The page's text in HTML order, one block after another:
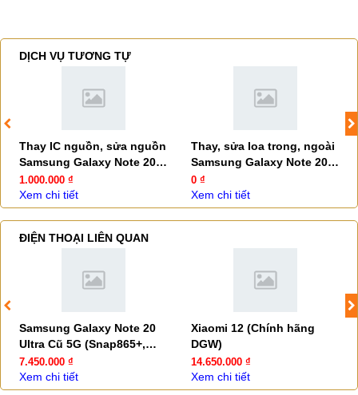
DỊCH VỤ TƯƠNG TỰ
Thay IC nguồn, sửa nguồn
Samsung Galaxy Note 20
Ultra
1.000.000 ₫
Xem chi tiết
Thay, sửa loa trong, ngoài
Samsung Galaxy Note 20
Ultra
0 ₫
Xem chi tiết
ĐIỆN THOẠI LIÊN QUAN
Samsung Galaxy Note 20
Ultra Cũ 5G (Snap865+,
Camera 108MP - 99.9%)
7.450.000 ₫
Xem chi tiết
Xiaomi 12 (Chính hãng
DGW)
14.650.000 ₫
Xem chi tiết